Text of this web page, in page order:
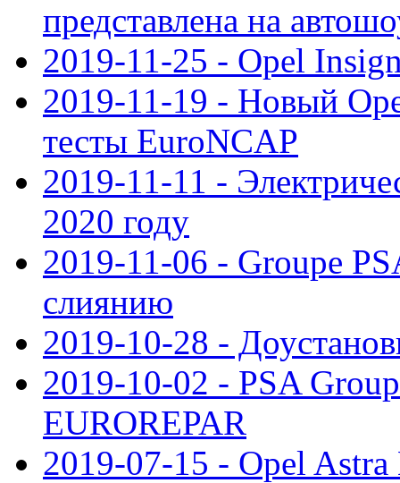
представлена на
2019-11-25 - Opel
2019-11-19 - Новый
тесты EuroNCAP
2019-11-11 -
2020 году
2019-11-06 - Groupe
слиянию
2019-10-28 -
2019-10-02 - PSA
EUROREPAR
2019-07-15 - Opel Astra